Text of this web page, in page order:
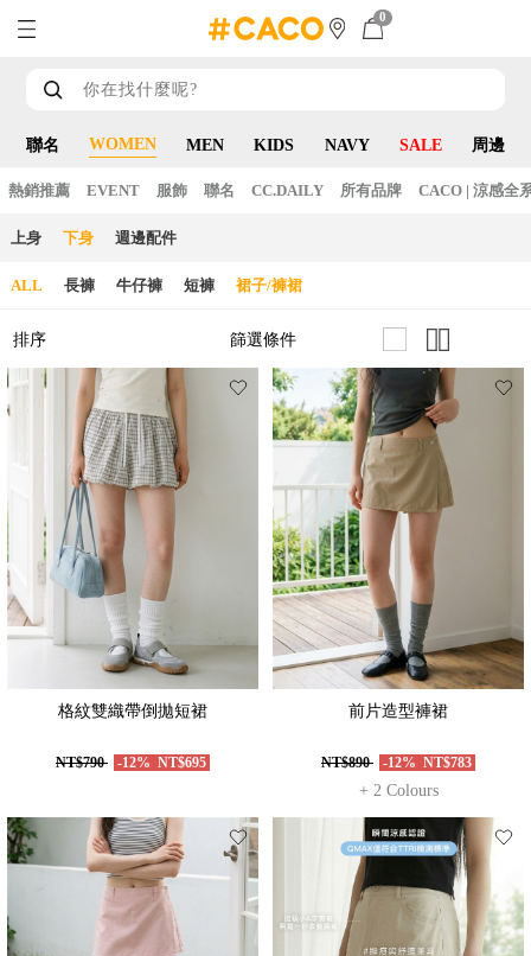
0
聯名 WOMEN MEN KIDS NAVY SALE 周邊
熱銷推薦 EVENT 服飾 聯名 CC.DAILY 所有品牌 CACO | 涼感全
上身 下身 週邊配件
ALL 長褲 牛仔褲 短褲 裙子/褲裙
排序 篩選條件
格紋雙織帶倒拋短裙
NT$790 -12% NT$695
前片造型褲裙
NT$890 -12% NT$783
+ 2 Colours